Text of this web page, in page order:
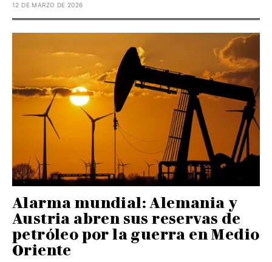
12 DE MARZO DE 2026
Alarma mundial: Alemania y
Austria abren sus reservas de
petróleo por la guerra en Medio
Oriente